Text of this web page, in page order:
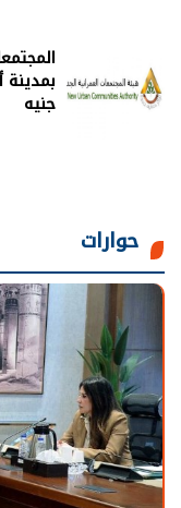
جنيه
حوارات